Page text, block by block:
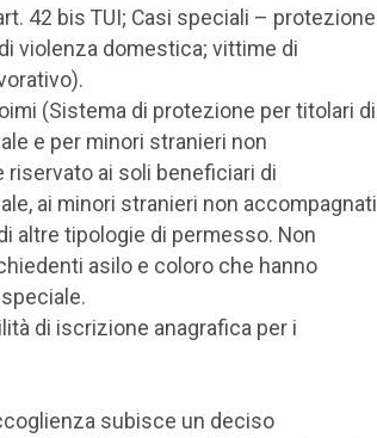
42 bis TUI; Casi speciali – protezione
violenza domestica; vittime di
(Sistema di protezione per titolari di
e per minori stranieri non
riservato ai soli beneficiari di
ai minori stranieri non accompagnati
altre tipologie di permesso. Non
asilo e coloro che hanno
di iscrizione anagrafica per i
subisce un deciso